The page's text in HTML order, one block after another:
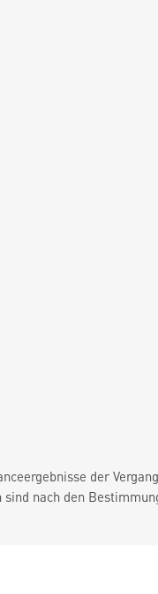
der
nach den